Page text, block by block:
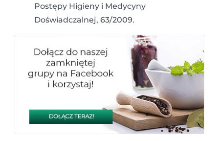
Postępy Higieny i Medycyny
Doświadczalnej, 63/2009.